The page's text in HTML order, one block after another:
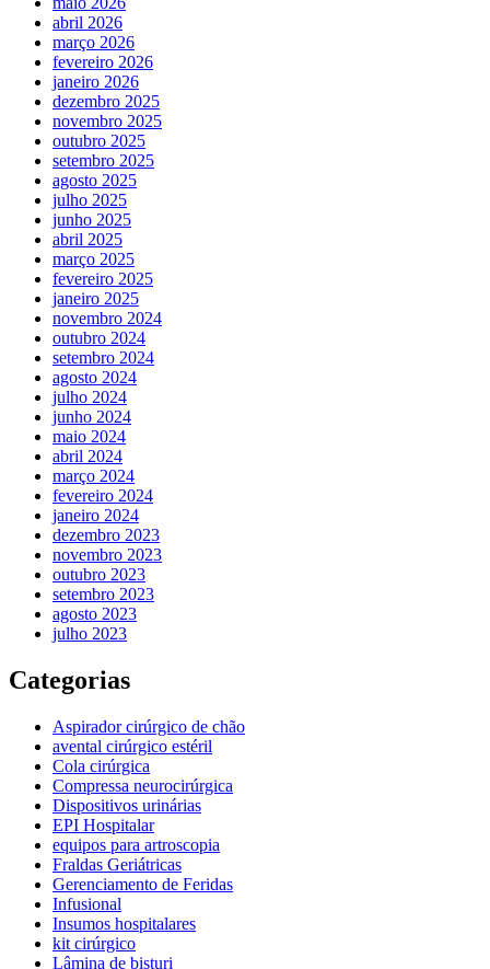
abril 2026
março 2026
fevereiro 2026
janeiro 2026
dezembro 2025
novembro 2025
outubro 2025
setembro 2025
agosto 2025
julho 2025
junho 2025
abril 2025
março 2025
fevereiro 2025
janeiro 2025
novembro 2024
outubro 2024
setembro 2024
agosto 2024
julho 2024
junho 2024
maio 2024
abril 2024
março 2024
fevereiro 2024
janeiro 2024
dezembro 2023
novembro 2023
outubro 2023
setembro 2023
agosto 2023
julho 2023
Categorias
Aspirador cirúrgico de chão
avental cirúrgico estéril
Cola cirúrgica
Compressa neurocirúrgica
Dispositivos urinárias
EPI Hospitalar
equipos para artroscopia
Fraldas Geriátricas
Gerenciamento de Feridas
Infusional
Insumos hospitalares
kit cirúrgico
Lâmina de bisturi